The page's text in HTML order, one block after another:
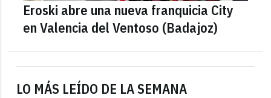
LO MÁS LEÍDO DE LA SEMANA
Eroski abre una nueva franquicia City
en Valencia del Ventoso (Badajoz)